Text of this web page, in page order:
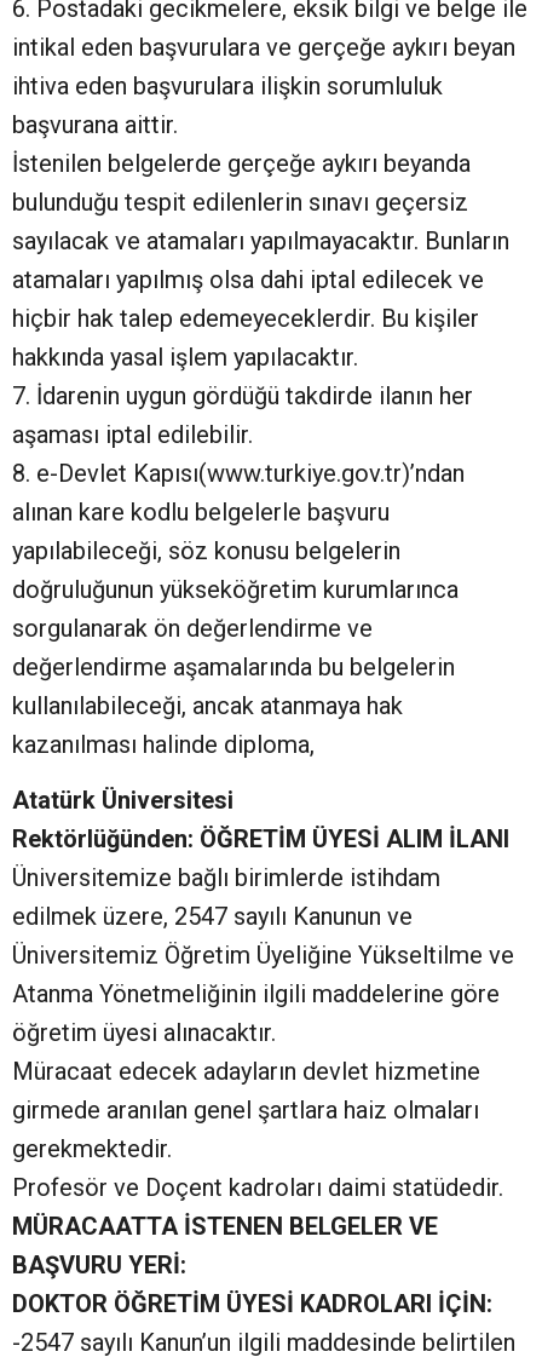
6. Postadaki gecikmelere, eksik bilgi ve belge ile
intikal eden başvurulara ve gerçeğe aykırı beyan
ihtiva eden başvurulara ilişkin sorumluluk
başvurana aittir.
İstenilen belgelerde gerçeğe aykırı beyanda
bulunduğu tespit edilenlerin sınavı geçersiz
sayılacak ve atamaları yapılmayacaktır. Bunların
atamaları yapılmış olsa dahi iptal edilecek ve
hiçbir hak talep edemeyeceklerdir. Bu kişiler
hakkında yasal işlem yapılacaktır.
7. İdarenin uygun gördüğü takdirde ilanın her
aşaması iptal edilebilir.
8. e-Devlet Kapısı(www.turkiye.gov.tr)’ndan
alınan kare kodlu belgelerle başvuru
yapılabileceği, söz konusu belgelerin
doğruluğunun yükseköğretim kurumlarınca
sorgulanarak ön değerlendirme ve
değerlendirme aşamalarında bu belgelerin
kullanılabileceği, ancak atanmaya hak
kazanılması halinde diploma,
Atatürk Üniversitesi
Rektörlüğünden: ÖĞRETİM ÜYESİ ALIM İLANI
Üniversitemize bağlı birimlerde istihdam
edilmek üzere, 2547 sayılı Kanunun ve
Üniversitemiz Öğretim Üyeliğine Yükseltilme ve
Atanma Yönetmeliğinin ilgili maddelerine göre
öğretim üyesi alınacaktır.
Müracaat edecek adayların devlet hizmetine
girmede aranılan genel şartlara haiz olmaları
gerekmektedir.
Profesör ve Doçent kadroları daimi statüdedir.
MÜRACAATTA İSTENEN BELGELER VE
BAŞVURU YERİ:
DOKTOR ÖĞRETİM ÜYESİ KADROLARI İÇİN:
-2547 sayılı Kanun’un ilgili maddesinde belirtilen